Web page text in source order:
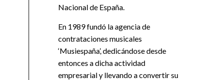
Nacional de España.
En 1989 fundó la agencia de
contrataciones musicales
‘Musiespaña’, dedicándose desde
entonces a dicha actividad
empresarial y llevando a convertir su